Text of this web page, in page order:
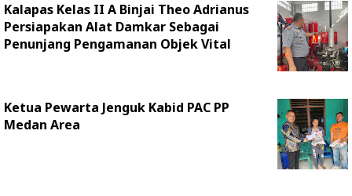
Kalapas Kelas II A Binjai Theo Adrianus
Persiapakan Alat Damkar Sebagai
Penunjang Pengamanan Objek Vital
Ketua Pewarta Jenguk Kabid PAC PP
Medan Area